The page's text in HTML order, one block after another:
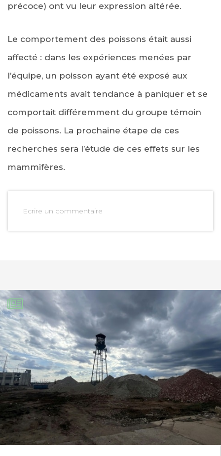
précoce) ont vu leur expression altérée.
Le comportement des poissons était aussi
affecté : dans les expériences menées par
l’équipe, un poisson ayant été exposé aux
médicaments avait tendance à paniquer et se
comportait différemment du groupe témoin
de poissons. La prochaine étape de ces
recherches sera l’étude de ces effets sur les
mammifères.
Ecrire un commentaire